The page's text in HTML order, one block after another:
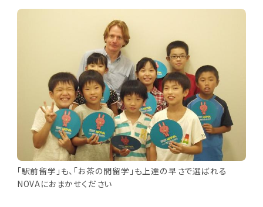
「駅前留学」も、「お茶の間留学」も上達の早さで選ばれる
NOVAにおまかせください